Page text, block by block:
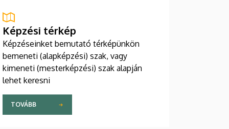
Képzési térkép
Képzéseinket bemutató térképünkön
bemeneti (alapképzési) szak, vagy
kimeneti (mesterképzési) szak alapján
lehet keresni
TOVÁBB